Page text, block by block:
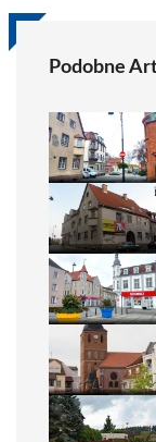
Podobne